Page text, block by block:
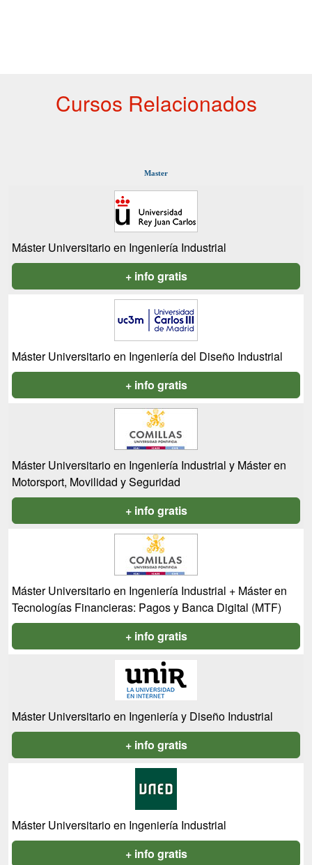
Cursos Relacionados
Master
Máster Universitario en Ingeniería Industrial
+ info gratis
Máster Universitario en Ingeniería del Diseño Industrial
+ info gratis
Máster Universitario en Ingeniería Industrial y Máster en
Motorsport, Movilidad y Seguridad
+ info gratis
Máster Universitario en Ingeniería Industrial + Máster en
Tecnologías Financieras: Pagos y Banca Digital (MTF)
+ info gratis
Máster Universitario en Ingeniería y Diseño Industrial
+ info gratis
Máster Universitario en Ingeniería Industrial
+ info gratis